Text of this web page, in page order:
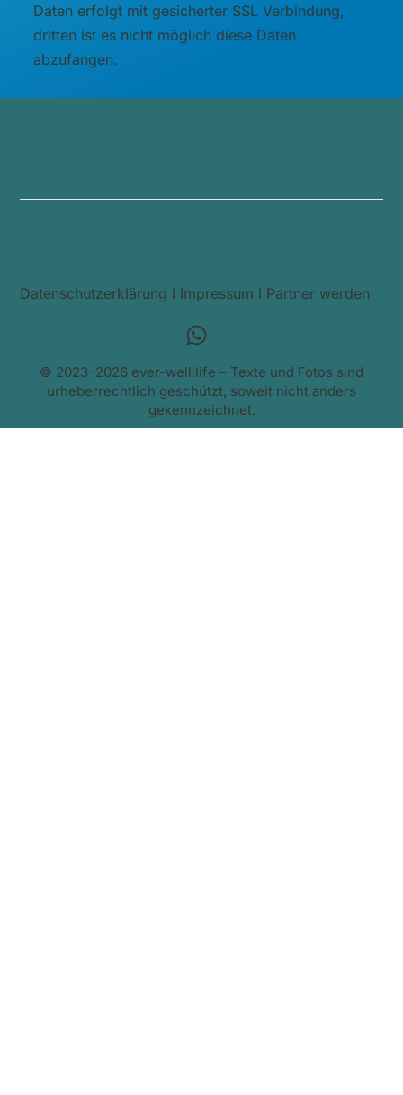
Daten erfolgt mit gesicherter SSL Verbindung,
dritten ist es nicht möglich diese Daten
abzufangen.
Datenschutzerklärung I Impressum I Partner werden
© 2023–2026 ever-well.life – Texte und Fotos sind
urheberrechtlich geschützt, soweit nicht anders
gekennzeichnet.